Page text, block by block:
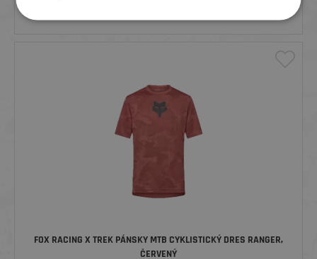
FOX RACING X TREK PÁNSKY MTB CYKLISTICKÝ DRES RANGER,
ČERVENÝ